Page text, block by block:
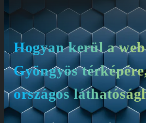
Hogyan kerül a
Gyöngyös
országos